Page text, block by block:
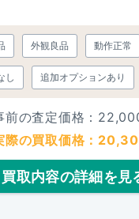
外観良品 動作正常
し 追加オプションあり
前の査定価格：
際の買取価格：
買取内容の詳細を見